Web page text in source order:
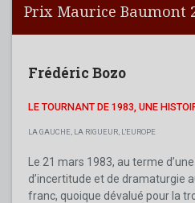
Prix Maurice Baumont
Frédéric Bozo
LE TOURNANT DE 1983, UNE
LA GAUCHE, LA RIGUEUR, L'EUROPE
Le 21 mars 1983, au terme
d’incertitude et de dramaturgie
franc, quoique dévalué pour la